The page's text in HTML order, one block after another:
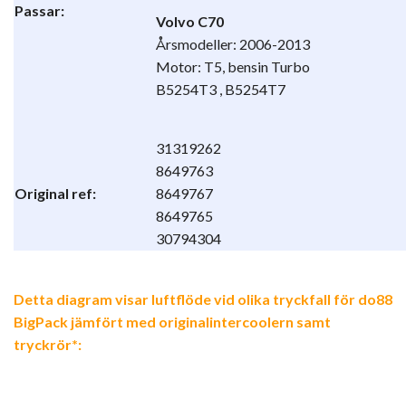
Passar:
Volvo C70
Årsmodeller: 2006-2013
Motor: T5, bensin Turbo
B5254T3 , B5254T7
Original ref:
31319262
8649763
8649767
8649765
30794304
Detta diagram visar luftflöde vid olika tryckfall för do88
BigPack jämfört med originalintercoolern samt
tryckrör*: